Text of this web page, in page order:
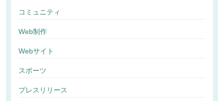
コミュニティ
Web制作
Webサイト
スポーツ
プレスリリース